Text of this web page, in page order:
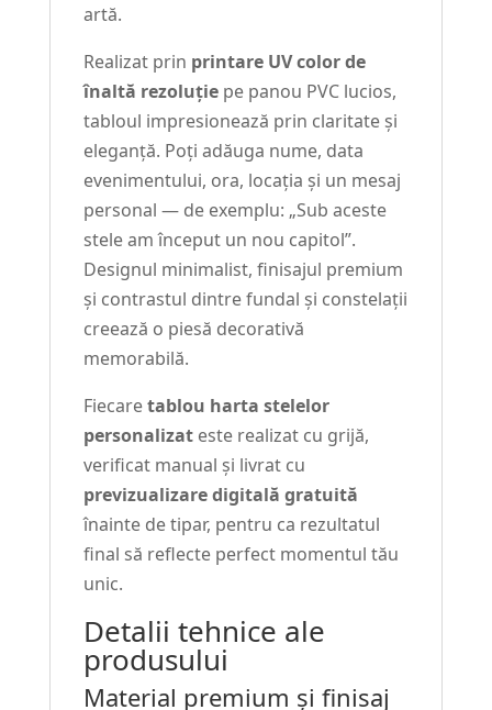
artă.
Realizat prin printare UV color de
înaltă rezoluțiepe panou PVC lucios,
tabloul impresionează prin claritate și
eleganță. Poți adăuga nume, data
evenimentului, ora, locația și un mesaj
personal — de exemplu: „Sub aceste
stele am început un nou capitol”.
Designul minimalist, finisajul premium
și contrastul dintre fundal și constelații
creează o piesă decorativă
memorabilă.
Fiecaretablou harta stelelor
personalizateste realizat cu grijă,
verificat manual și livrat cu
previzualizare digitală gratuită
înainte de tipar, pentru ca rezultatul
final să reflecte perfect momentul tău
unic.
Detalii tehnice ale
produsului
Material premium și finisaj